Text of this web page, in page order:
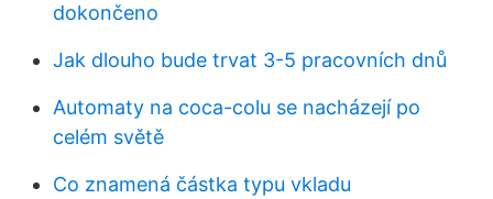
dokončeno
Jak dlouho bude trvat 3-5 pracovních dnů
Automaty na coca-colu se nacházejí po
celém světě
Co znamená částka typu vkladu